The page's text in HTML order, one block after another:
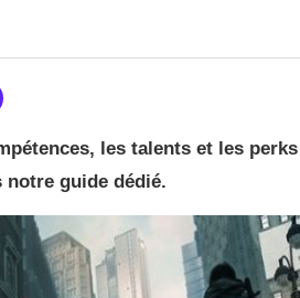
les talents et les
notre guide dédié.